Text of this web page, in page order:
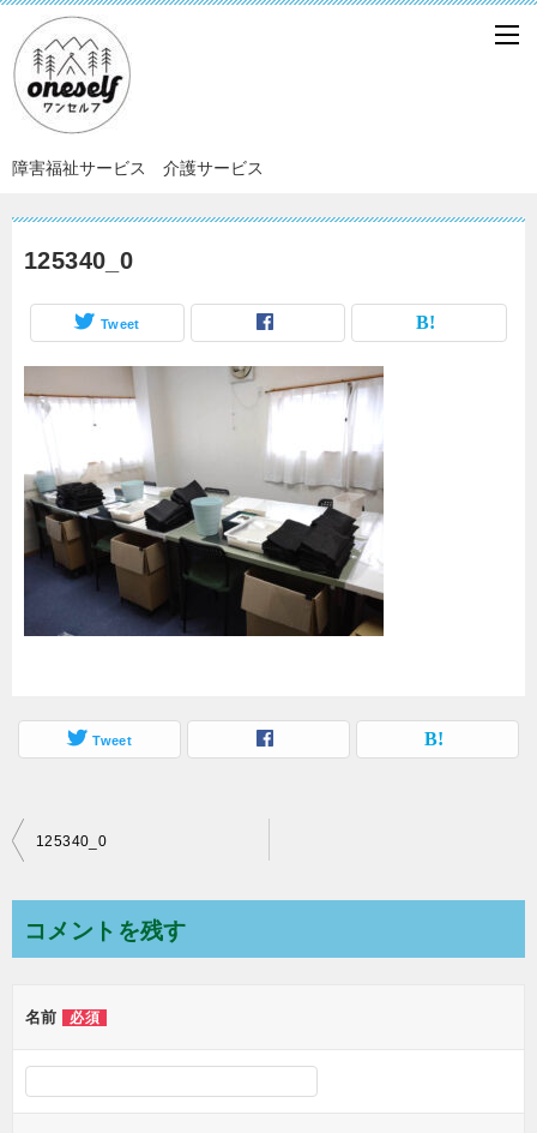
障害福祉サービス 介護サービス
125340_0
Tweet
Tweet
投
ナ
ビ
125340_0
コメントを残す
名前 必須